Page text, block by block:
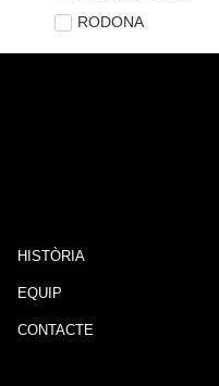
RODONA
HISTÒRIA
EQUIP
CONTACTE